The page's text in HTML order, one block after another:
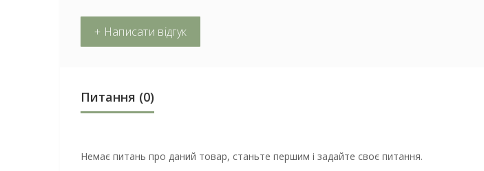
+ Написати відгук
Питання (0)
Немає питань про даний товар, станьте першим і задайте своє питання.